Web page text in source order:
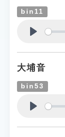
bin11
大埔音
bin53